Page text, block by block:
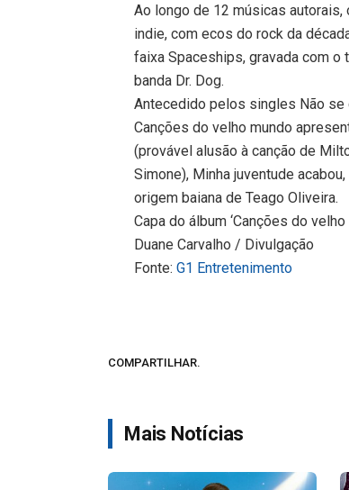
Ao longo de 12 músicas
indie, com ecos do rock da
faixa Spaceships, gravada com o
banda Dr. Dog.
Antecedido pelos singles Não se
Canções do velho mundo
(provável alusão à canção de
Simone), Minha juventude
origem baiana de Teago Oliveira.
Capa do álbum ‘Canções do
Duane Carvalho / Divulgação
Fonte:G1 Entretenimento
COMPARTILHAR.
Mais Notícias